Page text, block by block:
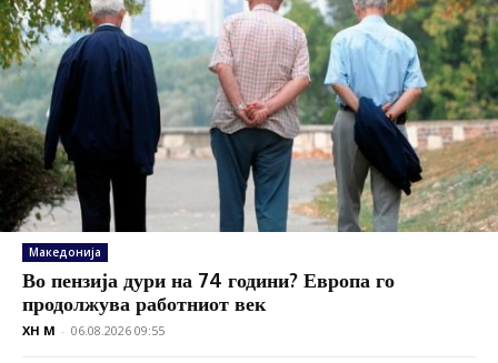
Македонија
Во пензија дури на 74 години? Европа го
продолжува работниот век
XH M - 06.08.2026 09:55